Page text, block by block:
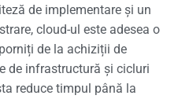
de implementare și un
cloud-ul este adesea o
de la achiziții de
de infrastructură și cicluri
reduce timpul până la